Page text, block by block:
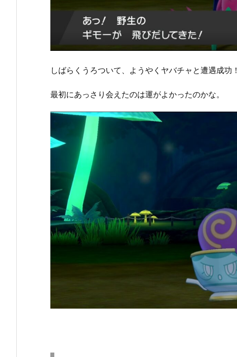
しばらくうろついて、ようやくヤバチャと遭遇成功！
最初にあっさり会えたのは運がよかったのかな。